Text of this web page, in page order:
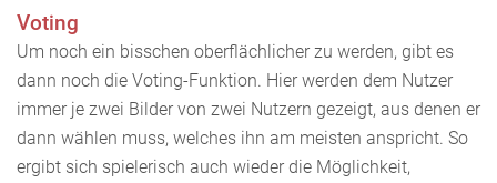
Voting
Um noch ein bisschen oberflächlicher zu werden, gibt es
dann noch die Voting-Funktion. Hier werden dem Nutzer
immer je zwei Bilder von zwei Nutzern gezeigt, aus denen er
dann wählen muss, welches ihn am meisten anspricht. So
ergibt sich spielerisch auch wieder die Möglichkeit,